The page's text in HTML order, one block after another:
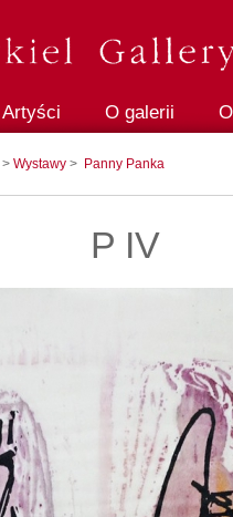
Artyści O galerii
> Wystawy > Panny Panka
P IV